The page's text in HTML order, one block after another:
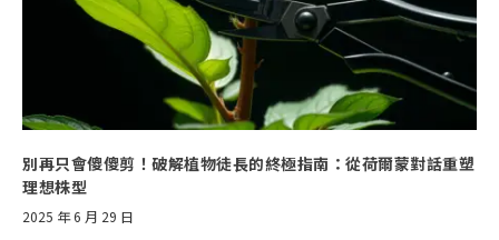
別再只會傻傻剪！破解植物徒長的終極指南：從荷爾蒙對話重塑
理想株型
2025 年 6 月 29 日